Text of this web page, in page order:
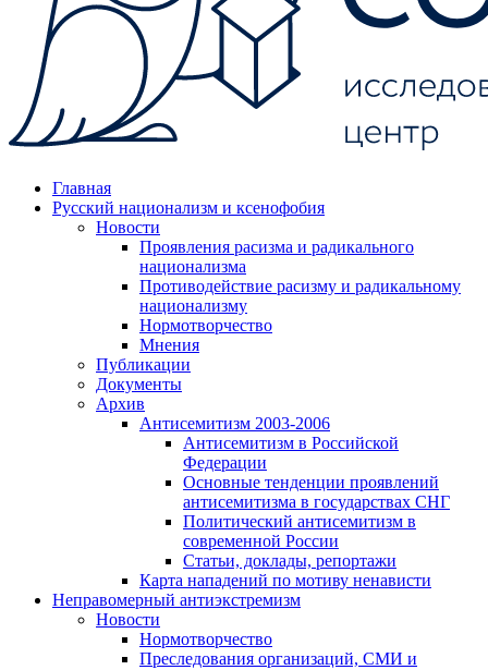
Главная
Русский национализм и ксенофобия
Новости
Проявления расизма и радикального
национализма
Противодействие расизму и радикальному
национализму
Нормотворчество
Мнения
Публикации
Документы
Архив
Антисемитизм 2003-2006
Антисемитизм в Российской
Федерации
Основные тенденции проявлений
антисемитизма в государствах СНГ
Политический антисемитизм в
современной России
Статьи, доклады, репортажи
Карта нападений по мотиву ненависти
Неправомерный антиэкстремизм
Новости
Нормотворчество
Преследования организаций, СМИ и